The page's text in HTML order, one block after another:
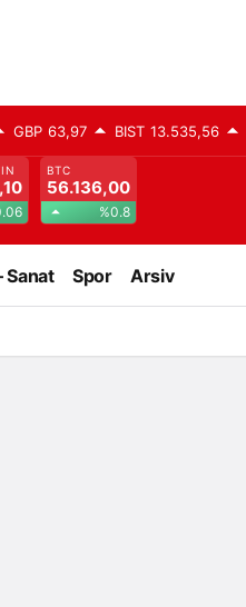
GBP 63,97 BIST 13.535,56
BTC
56.136,00
%0.8
Sanat Spor Arsiv